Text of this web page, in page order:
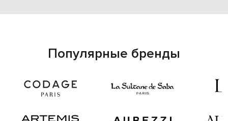
Популярные бренды